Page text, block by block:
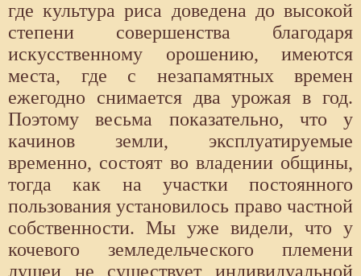
где культура риса доведена до высокой
степени совершенства благодаря
искусственному орошению, имеются
места, где с незапамятных времен
ежегодно снимается два урожая в год.
Поэтому весьма показательно, что у
качинов земли, эксплуатируемые
временно, состоят во владении общины,
тогда как на участки постоянного
пользования установилось право частной
собственности. Мы уже видели, что у
кочевого земледельческого племени
лушеи не существует индивидуальной